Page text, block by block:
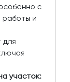
с
работы и
для
участок: